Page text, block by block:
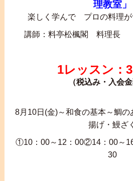
理教室」
楽しく学んで プロの料理が
講師：料亭松楓閣 料理
1レッスン：
（税込み・入会金
8月10日(金)～和食の基本～鯛
揚げ・鰻ざく
①10：00～12：00②14：00～
30